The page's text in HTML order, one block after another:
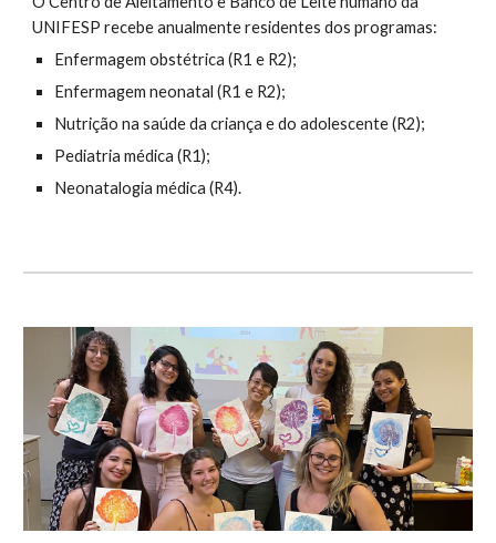
UNIFESP recebe anualmente residentes dos programas:
Enfermagem obstétrica (R1 e R2);
Enfermagem neonatal (R1 e R2);
Nutrição na saúde da criança e do adolescente (R2);
Pediatria médica (R1);
Neonatalogia médica (R4).